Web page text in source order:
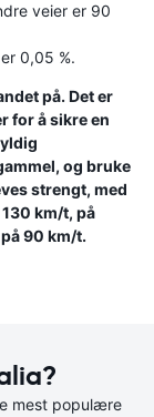
veier er 90
0,05 %.
på. Det er
for å sikre en
og bruke
strengt, med
km/t, på
90 km/t.
mest populære